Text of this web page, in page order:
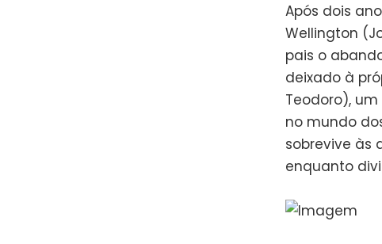
Após dois
Wellington
pais o
deixado à
Teodoro),
no mundo
sobrevive às
enquanto